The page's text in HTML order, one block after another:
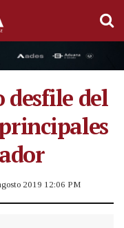
desfile del
2019 12:06 PM